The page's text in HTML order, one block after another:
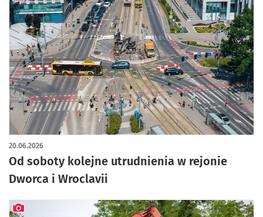
Od soboty kolejne utrudnienia w rejonie
Dworca i Wroclavii
20.06.2026
artykuł z galerią zdjęć